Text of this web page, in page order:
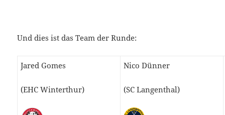
Und dies ist das Team der Runde:
Jared Gomes
(EHC Winterthur)
Nico Dünner
(SC Langenthal)